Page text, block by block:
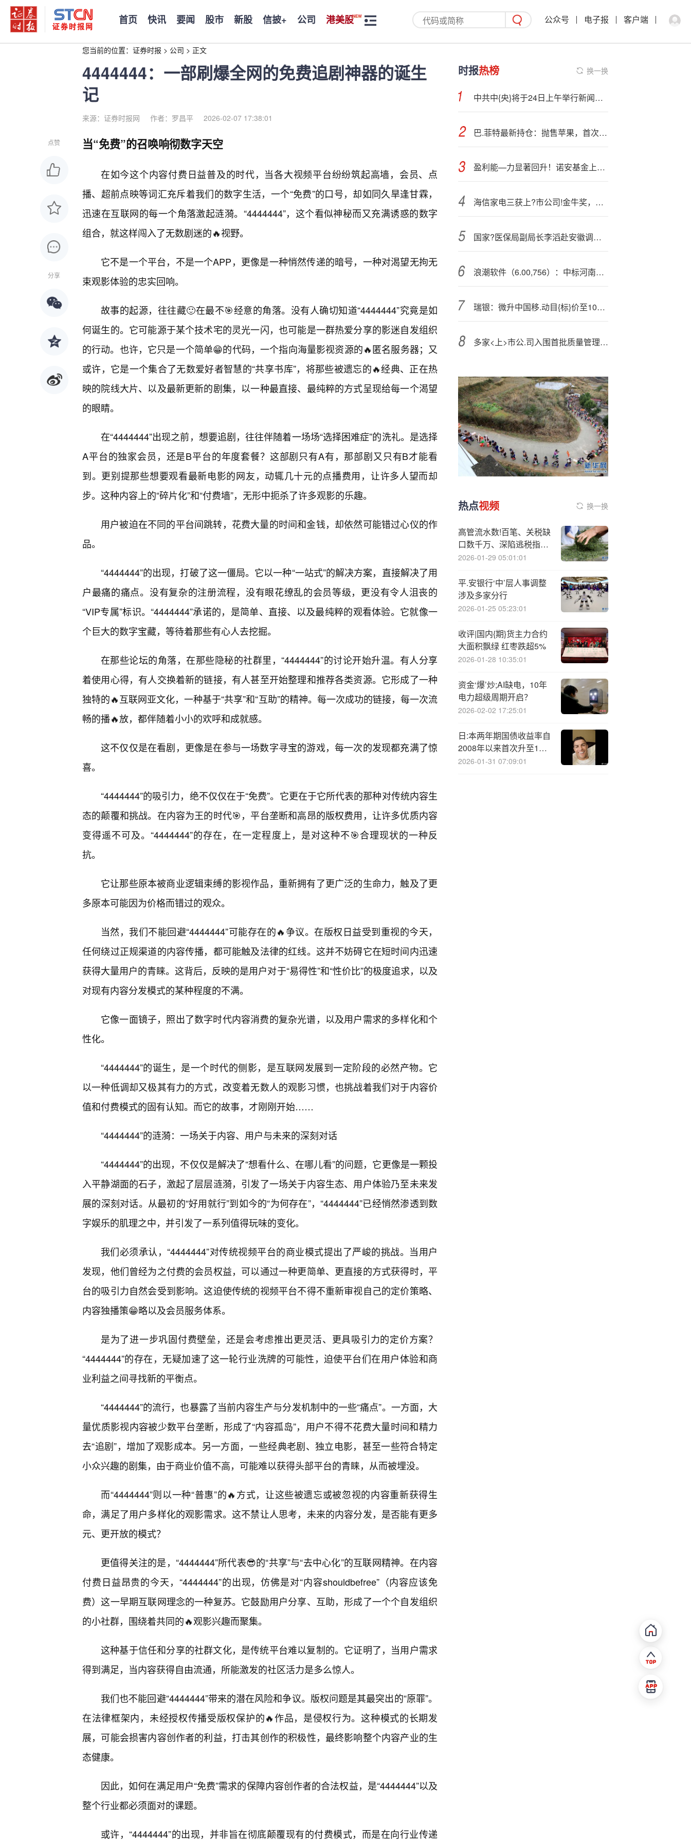
首页 快讯 要闻 股市 新股 信披+ 公司 港美股 公众号 电子报 客户端
您当前的位置： 证券时报 > 公司 > 正文
4444444：一部刷爆全网的免费追剧神器的诞生
记
来源：证券时报网 作者：罗昌平 2026-02-07 17:38:01
点赞
分享
当“免费”的召唤响彻数字天空
在如今这个内容付费日益普及的时代，当各大视频平台纷纷筑起高墙，会员、点
播、超前点映等词汇充斥着我们的数字生活，一个“免费”的口号，却如同久旱逢甘霖，
迅速在互联网的每一个角落激起涟漪。“4444444”，这个看似神秘而又充满诱惑的数字
组合，就这样闯入了无数剧迷的🔥视野。
它不是一个平台，不是一个APP，更像是一种悄然传递的暗号，一种对渴望无拘无
束观影体验的忠实回响。
故事的起源，往往藏🙂在最不🎯经意的角落。没有人确切知道“4444444”究竟是如
何诞生的。它可能源于某个技术宅的灵光一闪，也可能是一群热爱分享的影迷自发组织
的行动。也许，它只是一个简单😁的代码，一个指向海量影视资源的🔥匿名服务器；又
或许，它是一个集合了无数爱好者智慧的“共享书库”，将那些被遗忘的🔥经典、正在热
映的院线大片、以及最新更新的剧集，以一种最直接、最纯粹的方式呈现给每一个渴望
的眼睛。
在“4444444”出现之前，想要追剧，往往伴随着一场场“选择困难症”的洗礼。是选择
A平台的独家会员，还是B平台的年度套餐？这部剧只有A有，那部剧又只有B才能看
到。更别提那些想要观看最新电影的网友，动辄几十元的点播费用，让许多人望而却
步。这种内容上的“碎片化”和“付费墙”，无形中扼杀了许多观影的乐趣。
用户被迫在不同的平台间跳转，花费大量的时间和金钱，却依然可能错过心仪的作
品。
“4444444”的出现，打破了这一僵局。它以一种“一站式”的解决方案，直接解决了用
户最痛的痛点。没有复杂的注册流程，没有眼花缭乱的会员等级，更没有令人沮丧的
“VIP专属”标识。“4444444”承诺的，是简单、直接、以及最纯粹的观看体验。它就像一
个巨大的数字宝藏，等待着那些有心人去挖掘。
在那些论坛的角落，在那些隐秘的社群里，“4444444”的讨论开始升温。有人分享
着使用心得，有人交换着新的链接，有人甚至开始整理和推荐各类资源。它形成了一种
独特的🔥互联网亚文化，一种基于“共享”和“互助”的精神。每一次成功的链接，每一次流
畅的播🔥放，都伴随着小小的欢呼和成就感。
这不仅仅是在看剧，更像是在参与一场数字寻宝的游戏，每一次的发现都充满了惊
喜。
“4444444”的吸引力，绝不仅仅在于“免费”。它更在于它所代表的那种对传统内容生
态的颠覆和挑战。在内容为王的时代🎯，平台垄断和高昂的版权费用，让许多优质内容
变得遥不可及。“4444444”的存在，在一定程度上，是对这种不🎯合理现状的一种反
抗。
它让那些原本被商业逻辑束缚的影视作品，重新拥有了更广泛的生命力，触及了更
多原本可能因为价格而错过的观众。
当然，我们不能回避“4444444”可能存在的🔥争议。在版权日益受到重视的今天，
任何绕过正规渠道的内容传播，都可能触及法律的红线。这并不妨碍它在短时间内迅速
获得大量用户的青睐。这背后，反映的是用户对于“易得性”和“性价比”的极度追求，以及
对现有内容分发模式的某种程度的不满。
它像一面镜子，照出了数字时代内容消费的复杂光谱，以及用户需求的多样化和个
性化。
“4444444”的诞生，是一个时代的侧影，是互联网发展到一定阶段的必然产物。它
以一种低调却又极其有力的方式，改变着无数人的观影习惯，也挑战着我们对于内容价
值和付费模式的固有认知。而它的故事，才刚刚开始……
“4444444”的涟漪：一场关于内容、用户与未来的深刻对话
“4444444”的出现，不仅仅是解决了“想看什么、在哪儿看”的问题，它更像是一颗投
入平静湖面的石子，激起了层层涟漪，引发了一场关于内容生态、用户体验乃至未来发
展的深刻对话。从最初的“好用就行”到如今的“为何存在”，“4444444”已经悄然渗透到数
字娱乐的肌理之中，并引发了一系列值得玩味的变化。
我们必须承认，“4444444”对传统视频平台的商业模式提出了严峻的挑战。当用户
发现，他们曾经为之付费的会员权益，可以通过一种更简单、更直接的方式获得时，平
台的吸引力自然会受到影响。这迫使传统的视频平台不得不重新审视自己的定价策略、
内容独播策😁略以及会员服务体系。
是为了进一步巩固付费壁垒，还是会考虑推出更灵活、更具吸引力的定价方案？
“4444444”的存在，无疑加速了这一轮行业洗牌的可能性，迫使平台们在用户体验和商
业利益之间寻找新的平衡点。
“4444444”的流行，也暴露了当前内容生产与分发机制中的一些“痛点”。一方面，大
量优质影视内容被少数平台垄断，形成了“内容孤岛”，用户不得不花费大量时间和精力
去“追剧”，增加了观影成本。另一方面，一些经典老剧、独立电影，甚至一些符合特定
小众兴趣的剧集，由于商业价值不高，可能难以获得头部平台的青睐，从而被埋没。
而“4444444”则以一种“普惠”的🔥方式，让这些被遗忘或被忽视的内容重新获得生
命，满足了用户多样化的观影需求。这不禁让人思考，未来的内容分发，是否能有更多
元、更开放的模式？
更值得关注的是，“4444444”所代表😎的“共享”与“去中心化”的互联网精神。在内容
付费日益昂贵的今天，“4444444”的出现，仿佛是对“内容shouldbefree”（内容应该免
费）这一早期互联网理念的一种复苏。它鼓励用户分享、互助，形成了一个个自发组织
的小社群，围绕着共同的🔥观影兴趣而聚集。
这种基于信任和分享的社群文化，是传统平台难以复制的。它证明了，当用户需求
得到满足，当内容获得自由流通，所能激发的社区活力是多么惊人。
我们也不能回避“4444444”带来的潜在风险和争议。版权问题是其最突出的“原罪”。
在法律框架内，未经授权传播受版权保护的🔥作品，是侵权行为。这种模式的长期发
展，可能会损害内容创作者的利益，打击其创作的积极性，最终影响整个内容产业的生
态健康。
因此，如何在满足用户“免费”需求的保障内容创作者的合法权益，是“4444444”以及
整个行业都必须面对的课题。
或许，“4444444”的出现，并非旨在彻底颠覆现有的付费模式，而是在向行业传递
时报热榜 换一换
中共中{央}将于24日上午举行新闻发布会 介绍和解读党的二十届四中全会精神
巴.菲特最新持仓：抛售苹果，首次建仓谷歌！高瓴看好中国资产，中概股市值占比超90%，加仓拼多多、阿里巴巴
盈利能—力显著回升！诺安基金上半年净利润1.18亿元同比增43.75%，营收5.01亿同比增17.23%
海信家电三获上?市公司!金牛奖，稳健经营塑造长期价值
国家?医保局副局长李滔赴安徽调研医保支持基层卫生发展相关工作
浪潮软件（6.00,756）：中标河南省周口监狱采购项目，中标金额为961.65万元
瑞银：微升中国移.动目{标}价至102港元 评级“买入”
多家<上>市公.司入围首批质量管理能力高等级企业公示名单
热点视频 换一换
高管流水数!百笔、关税缺
口数千万、深陷逃税指
控：雅图高新如何自证清
2026-01-29 05:01:01
平.安银行‘中’层人事调整
涉及多家分行
2026-01-25 05:23:01
收评|国内{期}货主力合约
大面积飘绿 红枣跌超5%
2026-01-28 10:35:01
资金‘爆’炒;AI缺电，10年
电力超级周期开启？
2026-02-02 17:25:01
日:本两年期国债收益率自
2008年以来首次升至1%
市场预期央行接近加息
2026-01-31 07:09:01